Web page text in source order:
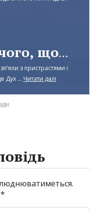
Не бажай нічого, що у ближнього твого – Частина 4
з пристрастями і
Дух ... Читати далі
*